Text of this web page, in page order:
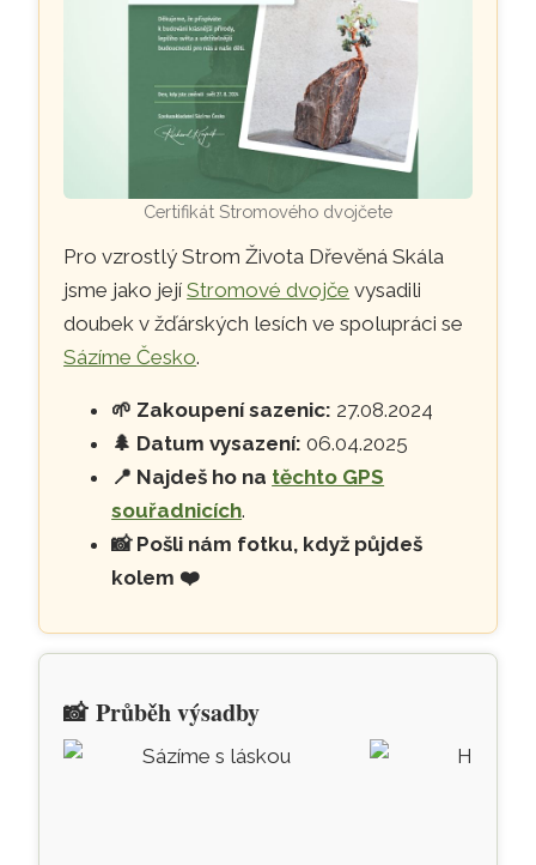
Certifikát Stromového dvojčete
Pro vzrostlý Strom Života Dřevěná Skála
jsme jako jejíStromové dvojče vysadili
doubek v žďárských lesích ve spolupráci se
Sázíme Česko.
🌱 Zakoupení sazenic: 27.08.2024
🌲 Datum vysazení:06.04.2025
📍 Najdeš ho na těchto GPS
souřadnicích.
📸 Pošli nám fotku, když půjdeš
kolem ❤️
📸Průběh výsadby